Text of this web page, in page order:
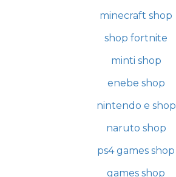
minecraft shop
shop fortnite
minti shop
enebe shop
nintendo e shop
naruto shop
ps4 games shop
games shop